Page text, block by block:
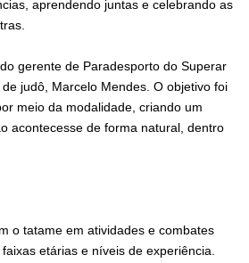
aprendendo juntas e celebrando as
gerente de Paradesporto do Superar
judô, Marcelo Mendes. O objetivo foi
meio da modalidade, criando um
acontecesse de forma natural, dentro
o tatame em atividades e combates
etárias e níveis de experiência.